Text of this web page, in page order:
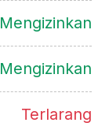
Mengizinkan
Mengizinkan
Terlarang